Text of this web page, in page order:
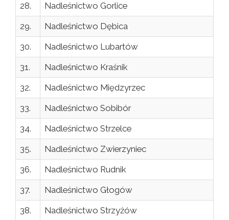
28.
Nadleśnictwo Gorlice
29.
Nadleśnictwo Dębica
30.
Nadleśnictwo Lubartów
31.
Nadleśnictwo Kraśnik
32.
Nadleśnictwo Międzyrzec
33.
Nadleśnictwo Sobibór
34.
Nadleśnictwo Strzelce
35.
Nadleśnictwo Zwierzyniec
36.
Nadleśnictwo Rudnik
37.
Nadleśnictwo Głogów
38.
Nadleśnictwo Strzyżów